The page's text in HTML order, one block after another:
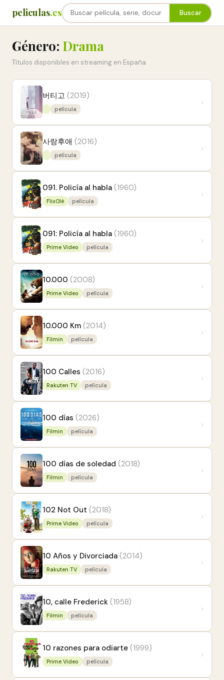
peliculas.es Buscar
Género: Drama
Títulos disponibles en streaming en España
버티고 (2019)
película
›
사랑후애 (2016)
película
›
091. Policía al habla (1960)
FlixOlé película
›
091: Policía al habla (1960)
Prime Video película
›
10.000 (2008)
Prime Video película
›
10.000 Km (2014)
Filmin película
›
100 Calles (2016)
Rakuten TV película
›
100 días (2026)
Filmin película
›
100 días de soledad (2018)
Filmin película
›
102 Not Out (2018)
Prime Video película
›
10 Años y Divorciada (2014)
Rakuten TV película
›
10, calle Frederick (1958)
Filmin película
›
10 razones para odiarte (1999)
Prime Video película
›